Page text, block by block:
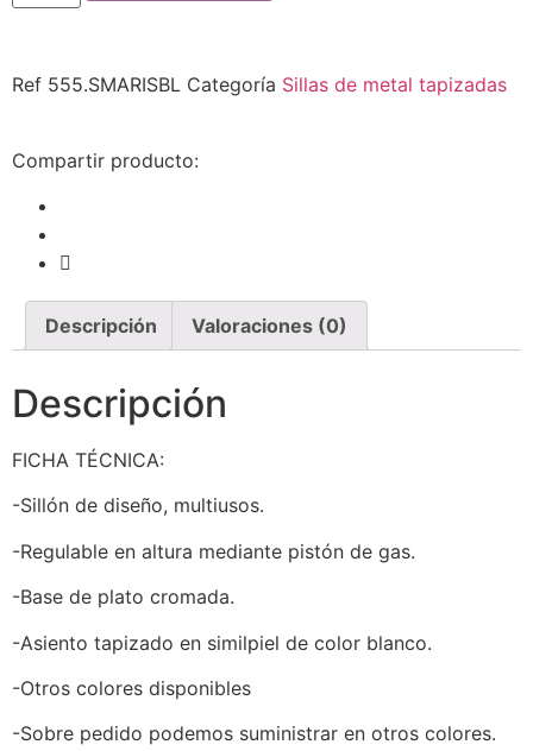
Ref 555.SMARISBL Categoría Sillas de metal tapizadas
Compartir producto:
Descripción Valoraciones (0)
Descripción
FICHA TÉCNICA:
-Sillón de diseño, multiusos.
-Regulable en altura mediante pistón de gas.
-Base de plato cromada.
-Asiento tapizado en similpiel de color blanco.
-Otros colores disponibles
-Sobre pedido podemos suministrar en otros colores.